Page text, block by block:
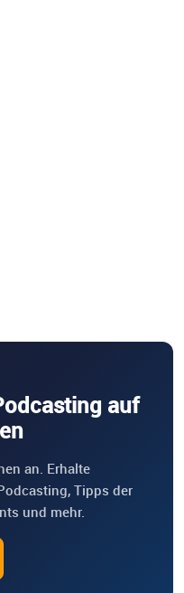
auf
an. Erhalte
Tipps der
und mehr.